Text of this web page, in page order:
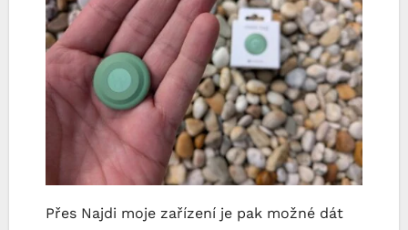
Přes Najdi moje zařízení je pak možné dát